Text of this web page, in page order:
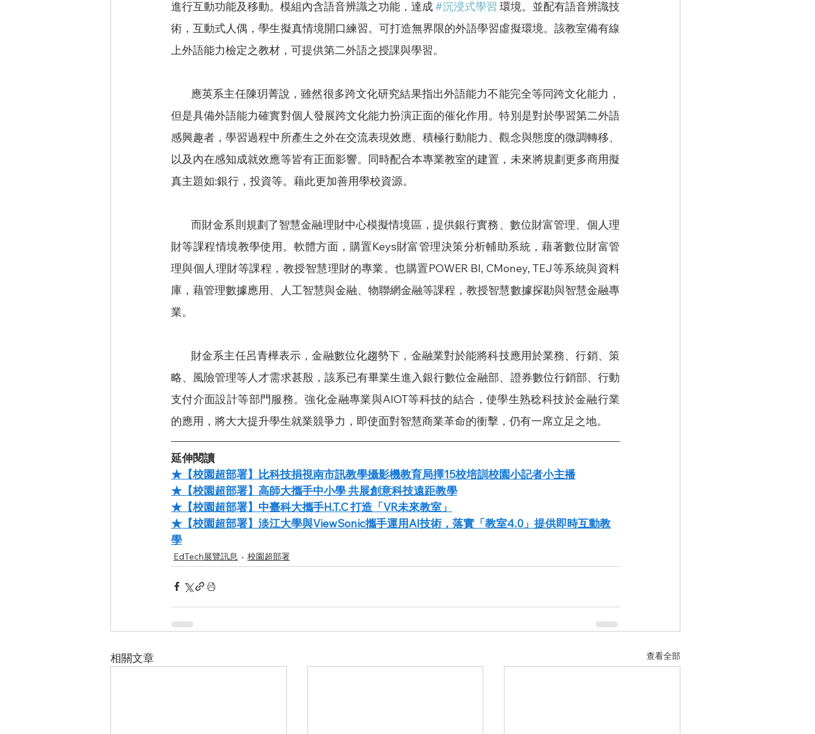
進行互動功能及移動。模組內含語音辨識之功能，達成 #沉浸式學習 環境。並配有語音辨識技
術，互動式人偶，學生擬真情境開口練習。可打造無界限的外語學習虛擬環境。該教室備有線
上外語能力檢定之教材，可提供第二外語之授課與學習。
但是具備外語能力確實對個人發展跨文化能力扮演正面的催化作用。特別是對於學習第二外語
感興趣者，學習過程中所產生之外在交流表現效應、積極行動能力、觀念與態度的微調轉移、
以及內在感知成就效應等皆有正面影響。同時配合本專業教室的建置，未來將規劃更多商用擬
真主題如:銀行，投資等。藉此更加善用學校資源。
        而財金系則規劃了智慧金融理財中心模擬情境區，提供銀行實務、數位財富管理、個人理
財等課程情境教學使用。軟體方面，購置Keys財富管理決策分析輔助系統，藉著數位財富管
理與個人理財等課程，教授智慧理財的專業。也購置POWER BI, CMoney, TEJ等系統與資料
庫，藉管理數據應用、人工智慧與金融、物聯網金融等課程，教授智慧數據探勘與智慧金融專
業。
略、風險管理等人才需求甚殷，該系已有畢業生進入銀行數位金融部、證券數位行銷部、行動
支付介面設計等部門服務。強化金融專業與AIOT等科技的結合，使學生熟稔科技於金融行業
的應用，將大大提升學生就業競爭力，即使面對智慧商業革命的衝擊，仍有一席立足之地。
延伸閱讀
★【校園超部署】比科技捐視南市訊教學攝影機教育局擇15校培訓校園小記者小主播
★【校園超部署】高師大攜手中小學 共展創意科技遠距教學
★【校園超部署】中臺科大攜手H.T.C 打造「VR未來教室」
★【校園超部署】淡江大學與ViewSonic攜手運用AI技術，落實「教室4.0」提供即時互動教
學
EdTech展覽訊息 校園超部署
相關文章 查看全部